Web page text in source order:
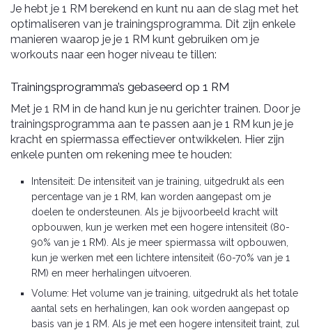
Je hebt je 1 RM berekend en kunt nu aan de slag met het
optimaliseren van je trainingsprogramma. Dit zijn enkele
manieren waarop je je 1 RM kunt gebruiken om je
workouts naar een hoger niveau te tillen:
Trainingsprogramma’s gebaseerd op 1 RM
Met je 1 RM in de hand kun je nu gerichter trainen. Door je
trainingsprogramma aan te passen aan je 1 RM kun je je
kracht en spiermassa effectiever ontwikkelen. Hier zijn
enkele punten om rekening mee te houden:
Intensiteit: De intensiteit van je training, uitgedrukt als een
percentage van je 1 RM, kan worden aangepast om je
doelen te ondersteunen. Als je bijvoorbeeld kracht wilt
opbouwen, kun je werken met een hogere intensiteit (80-
90% van je 1 RM). Als je meer spiermassa wilt opbouwen,
kun je werken met een lichtere intensiteit (60-70% van je 1
RM) en meer herhalingen uitvoeren.
Volume: Het volume van je training, uitgedrukt als het totale
aantal sets en herhalingen, kan ook worden aangepast op
basis van je 1 RM. Als je met een hogere intensiteit traint, zul